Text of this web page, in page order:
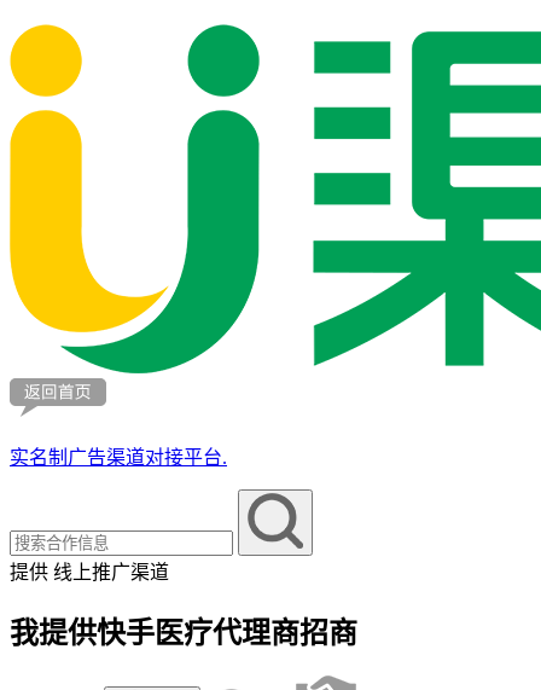
实名制广告渠道对接平台.
提供 线上推广渠道
我提供快手医疗代理商招商